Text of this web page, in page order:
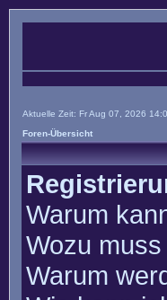
Aktuelle Zeit: Fr Aug 07, 2026
Foren-Übersicht
Warum
Wozu
Warum